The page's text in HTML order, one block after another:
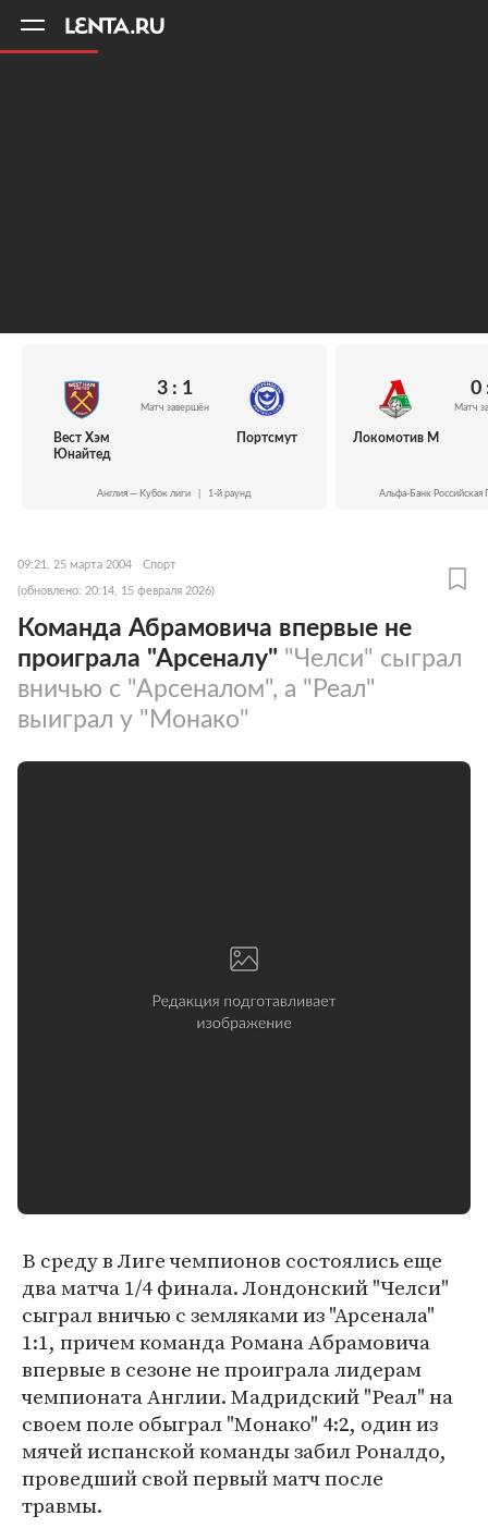
Вест Хэм
Юнайтед
3 : 1
Матч завершён
Портсмут
Англия — Кубок лиги 1-й раунд
Локомотив М
0
Матч
Альфа-Банк Российская
09:21, 25 марта 2004 Спорт
(обновлено: 20:14, 15 февраля 2026)
Команда Абрамовича впервые не
проиграла "Арсеналу" "Челси" сыграл
вничью с "Арсеналом", а "Реал"
выиграл у "Монако"
В среду в Лиге чемпионов состоялись еще
два матча 1/4 финала. Лондонский "Челси"
сыграл вничью с земляками из "Арсенала"
1:1, причем команда Романа Абрамовича
впервые в сезоне не проиграла лидерам
чемпионата Англии. Мадридский "Реал" на
своем поле обыграл "Монако" 4:2, один из
мячей испанской команды забил Роналдо,
проведший свой первый матч после
травмы.